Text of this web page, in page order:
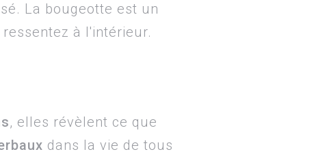
La bougeotte est un
à l'intérieur.
, elles révèlent ce que
dans la vie de tous